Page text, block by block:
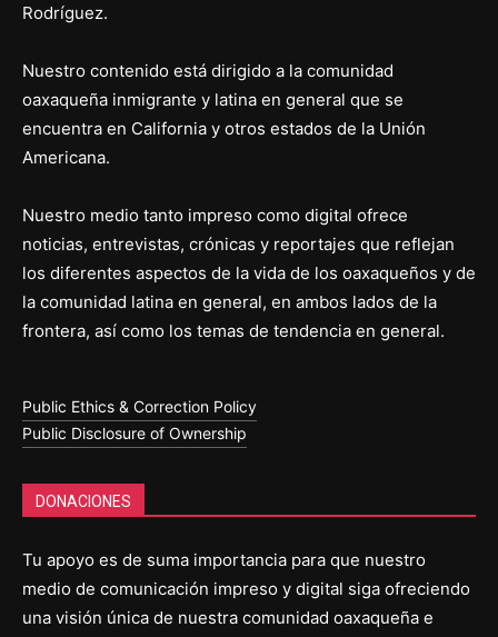
Rodríguez.
Nuestro contenido está dirigido a la comunidad
oaxaqueña inmigrante y latina en general que se
encuentra en California y otros estados de la Unión
Americana.
Nuestro medio tanto impreso como digital ofrece
noticias, entrevistas, crónicas y reportajes que reflejan
los diferentes aspectos de la vida de los oaxaqueños y de
la comunidad latina en general, en ambos lados de la
frontera, así como los temas de tendencia en general.
Public Ethics & Correction Policy
Public Disclosure of Ownership
DONACIONES
Tu apoyo es de suma importancia para que nuestro
medio de comunicación impreso y digital siga ofreciendo
una visión única de nuestra comunidad oaxaqueña e